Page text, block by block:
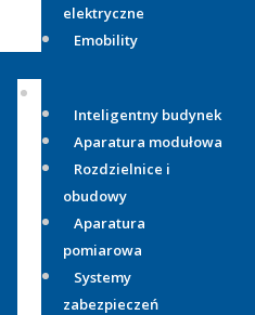
elektryczne
Emobility
Inteligentny budynek
Aparatura modułowa
Rozdzielnice i
obudowy
Aparatura
pomiarowa
Systemy
zabezpieczeń